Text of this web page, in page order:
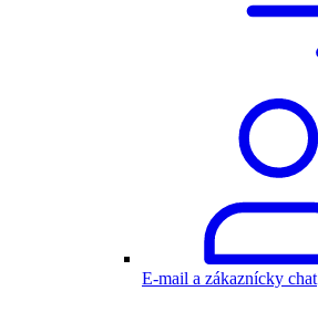
E-mail a zákaznícky chat